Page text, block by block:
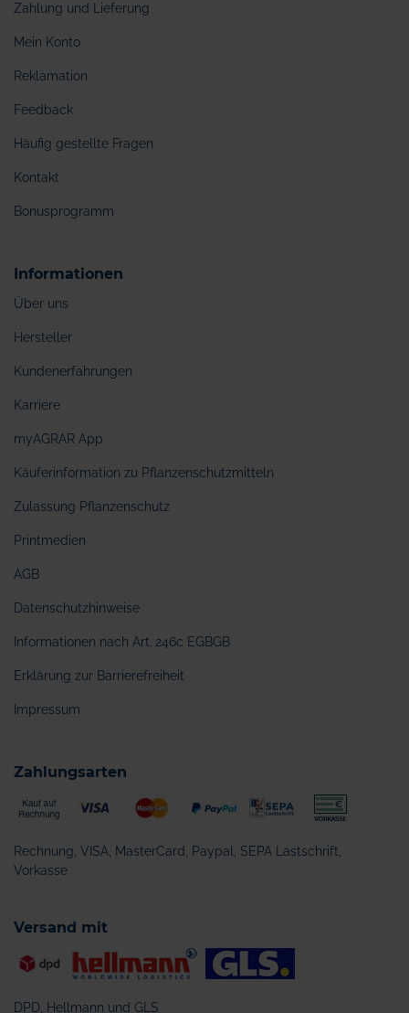
Zahlung und Lieferung
Mein Konto
Reklamation
Feedback
Häufig gestellte Fragen
Kontakt
Bonusprogramm
Informationen
Über uns
Hersteller
Kundenerfahrungen
Karriere
myAGRAR App
Käuferinformation zu Pflanzenschutzmitteln
Zulassung Pflanzenschutz
Printmedien
AGB
Datenschutzhinweise
Informationen nach Art. 246c EGBGB
Erklärung zur Barrierefreiheit
Impressum
Zahlungsarten
Rechnung, VISA, MasterCard, Paypal, SEPA Lastschrift,
Vorkasse
Versand mit
DPD, Hellmann und GLS